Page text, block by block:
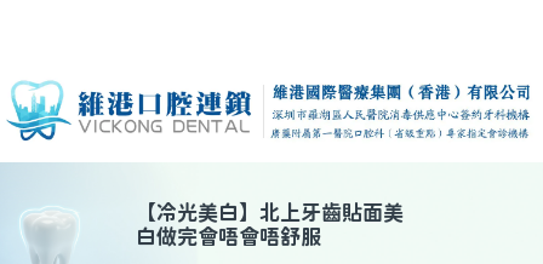
【冷光美白】 北上牙齒貼面美
白做完會唔會唔舒服